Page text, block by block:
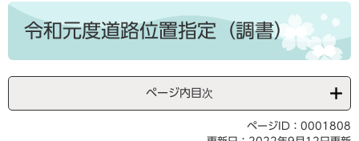
本
令和元度道路位置指定（調書）
ページ内目次
ページID：0001808